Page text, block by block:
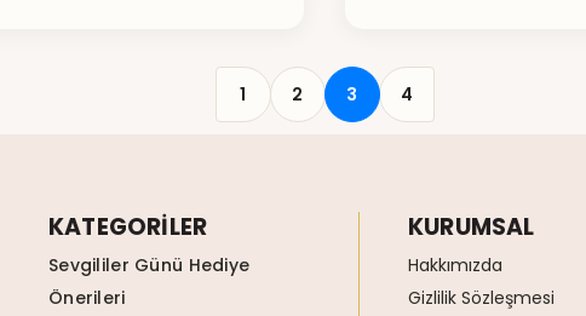
1 2 3 4
KATEGORİLER
Sevgililer Günü Hediye
Önerileri
KURUMSAL
Hakkımızda
Gizlilik Sözleşmesi